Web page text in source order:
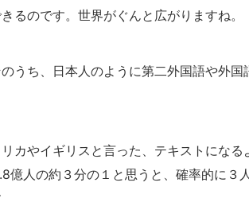
るのです。世界がぐんと広がりますね。
うち、日本人のように第二外国語や外
カやイギリスと言った、テキストにな
億人の約３分の１と思うと、確率的に３